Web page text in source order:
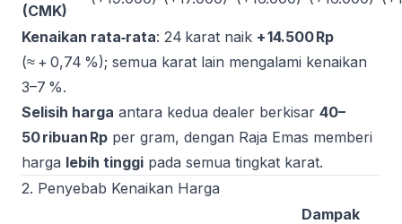
(CMK)
Kenaikan rata‑rata: 24 karat naik + 14.500 Rp
(≈ + 0,74 %); semua karat lain mengalami kenaikan
3–7 %.
Selisih harga antara kedua dealer berkisar 40–
50 ribuan Rp per gram, dengan Raja Emas memberi
harga lebih tinggi pada semua tingkat karat.
2. Penyebab Kenaikan Harga
Dampak